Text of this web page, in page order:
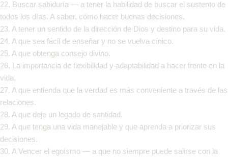
22. Buscar sabiduría — a tener la habilidad de buscar el sustento de
todos los días. A saber, cómo hacer buenas decisiones.
23. A tener un sentido de la dirección de Dios y destino para su vida.
24. A que sea fácil de enseñar y no se vuelva cínico.
25. A que obtenga consejo divino.
26. La importancia de flexibilidad y adaptabilidad a hacer frente en la
vida.
27. A que entienda que la verdad es más conveniente a través de las
relaciones.
28. A que deje un legado de santidad.
29. A que tenga una vida manejable y que aprenda a priorizar sus
decisiones.
30. A Vencer el egoísmo — a que no siempre puede salirse con la